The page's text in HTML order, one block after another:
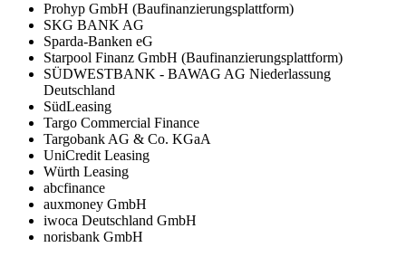
Prohyp GmbH (Baufinanzierungsplattform)
SKG BANK AG
Sparda-Banken eG
Starpool Finanz GmbH (Baufinanzierungsplattform)
SÜDWESTBANK - BAWAG AG Niederlassung
Deutschland
SüdLeasing
Targo Commercial Finance
Targobank AG & Co. KGaA
UniCredit Leasing
Würth Leasing
abcfinance
auxmoney GmbH
iwoca Deutschland GmbH
norisbank GmbH